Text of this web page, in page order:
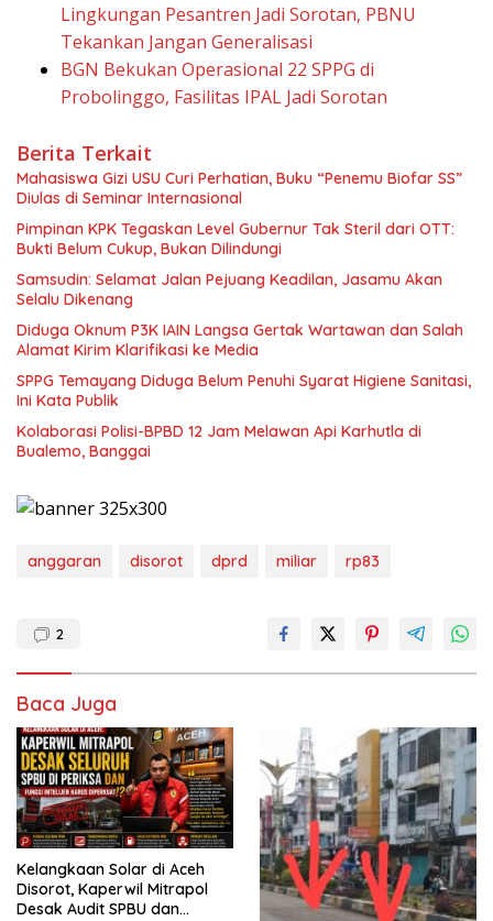
Lingkungan Pesantren Jadi Sorotan, PBNU
Tekankan Jangan Generalisasi
BGN Bekukan Operasional 22 SPPG di
Probolinggo, Fasilitas IPAL Jadi Sorotan
Berita Terkait
Mahasiswa Gizi USU Curi Perhatian, Buku “Penemu Biofar SS”
Diulas di Seminar Internasional
Pimpinan KPK Tegaskan Level Gubernur Tak Steril dari OTT:
Bukti Belum Cukup, Bukan Dilindungi
Samsudin: Selamat Jalan Pejuang Keadilan, Jasamu Akan
Selalu Dikenang
Diduga Oknum P3K IAIN Langsa Gertak Wartawan dan Salah
Alamat Kirim Klarifikasi ke Media
SPPG Temayang Diduga Belum Penuhi Syarat Higiene Sanitasi,
Ini Kata Publik
Kolaborasi Polisi-BPBD 12 Jam Melawan Api Karhutla di
Bualemo, Banggai
anggaran disorot dprd miliar rp83
2
Baca Juga
Kelangkaan Solar di Aceh
Disorot, Kaperwil Mitrapol
Desak Audit SPBU dan